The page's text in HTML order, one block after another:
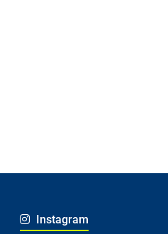
Instagram